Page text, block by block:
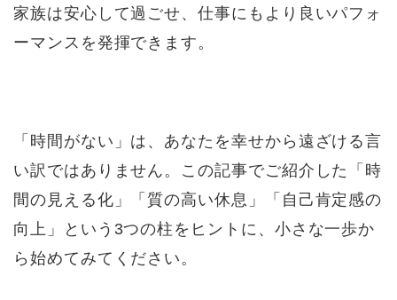
家族は安心して過ごせ、仕事にもより良いパフォ
ーマンスを発揮できます。
「時間がない」は、あなたを幸せから遠ざける言
い訳ではありません。この記事でご紹介した「時
間の見える化」「質の高い休息」「自己肯定感の
向上」という3つの柱をヒントに、小さな一歩か
ら始めてみてください。